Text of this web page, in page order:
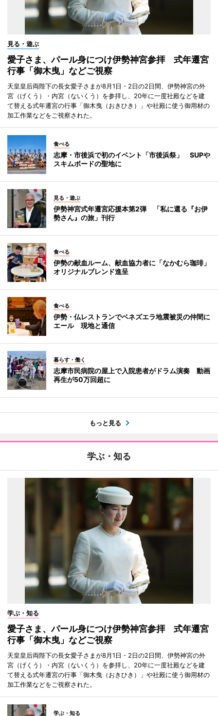
見る・遊ぶ
愛子さま、パール身につけ伊勢神宮参拝 式年遷宮
行事「御木曳」などご視察
天皇皇后両陛下の長女愛子さまが8月1日・2日の2日間、伊勢神宮の外
宮（げくう）・内宮（ないくう）を参拝し、20年に一度社殿などを建
て替える式年遷宮の行事「御木曳（おきひき）」や社殿に使う御用材の
加工作業などをご視察された。
食べる
志摩・市後浜で初のイベント「市後浜祭」 SUPや
スキムボードの聖地に
見る・遊ぶ
伊勢神宮式年遷宮応援本第2弾 「私に還る『お伊
勢さん』の旅」刊行
食べる
伊勢の献血ルーム、献血協力者に「なかむら珈琲」
オリジナルブレンド進呈
食べる
伊勢・仏レストランでベネズエラ地震被災の仲間に
エール 現地と通信
暮らす・働く
志摩市民病院の屋上で入院患者がドラム演奏 動画
再生が50万回超に
もっと見る
学ぶ・知る
学ぶ・知る
愛子さま、パール身につけ伊勢神宮参拝 式年遷宮
行事「御木曳」などご視察
天皇皇后両陛下の長女愛子さまが8月1日・2日の2日間、伊勢神宮の外
宮（げくう）・内宮（ないくう）を参拝し、20年に一度社殿などを建
て替える式年遷宮の行事「御木曳（おきひき）」や社殿に使う御用材の
加工作業などをご視察された。
学ぶ・知る